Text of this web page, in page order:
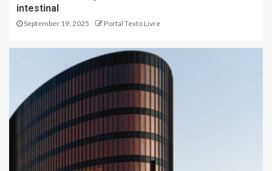
intestinal
September 19, 2025 Portal Texto Livre